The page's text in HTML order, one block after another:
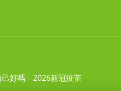
好嗎 2026新冠疫苗